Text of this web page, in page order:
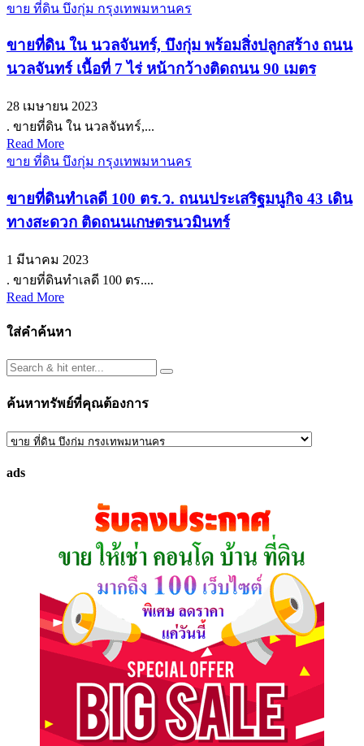
ขาย ที่ดิน บึงกุ่ม กรุงเทพมหานคร
ขายที่ดิน ใน นวลจันทร์, บึงกุ่ม พร้อมสิ่งปลูกสร้าง ถนน
นวลจันทร์ เนื้อที่ 7 ไร่ หน้ากว้างติดถนน 90 เมตร
28 เมษายน 2023
. ขายที่ดิน ใน นวลจันทร์,...
Read More
ขาย ที่ดิน บึงกุ่ม กรุงเทพมหานคร
ขายที่ดินทำเลดี 100 ตร.ว. ถนนประเสริฐมนูกิจ 43 เดิน
ทางสะดวก ติดถนนเกษตรนวมินทร์
1 มีนาคม 2023
. ขายที่ดินทำเลดี 100 ตร....
Read More
ใส่คำค้นหา
ค้นหาทรัพย์ที่คุณต้องการ
ค้นหา
ที่
ads